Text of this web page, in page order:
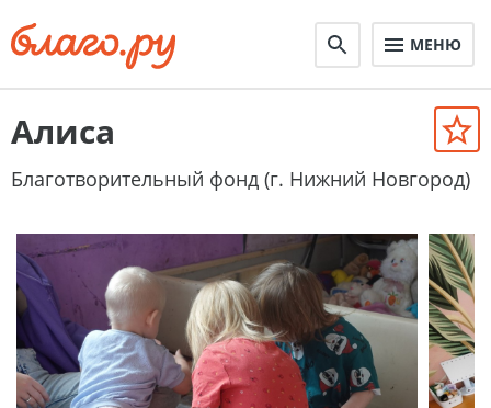
МЕНЮ
Алиса
Благотворительный фонд (г. Нижний Новгород)